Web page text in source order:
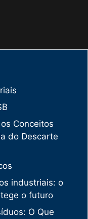
Conceitos
do Descarte
industriais: o
o futuro
O Que